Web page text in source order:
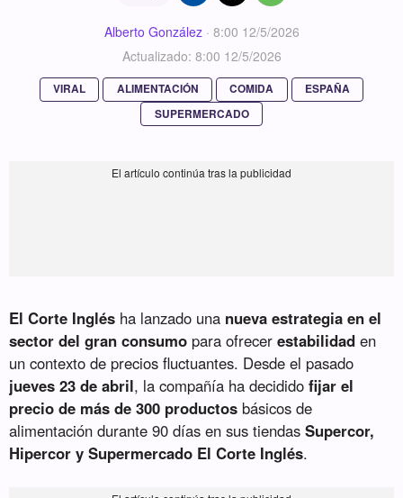
Alberto González· 8:00 12/5/2026
Actualizado: 8:00 12/5/2026
VIRAL ALIMENTACIÓN COMIDA
ESPAÑA
SUPERMERCADO
El Corte Inglés ha lanzado una nueva estrategia en el
sector del gran consumo para ofrecerestabilidad en
un contexto de precios fluctuantes. Desde el pasado
jueves 23 de abril, la compañía ha decididofijar el
precio de más de 300 productos básicos de
alimentación durante 90 días en sus tiendasSupercor,
Hipercor y Supermercado El Corte Inglés.